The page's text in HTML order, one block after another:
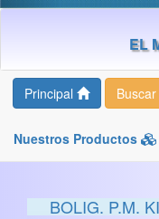
EL
Principal Buscar
Nuestros Productos
BOLIG. P.M.